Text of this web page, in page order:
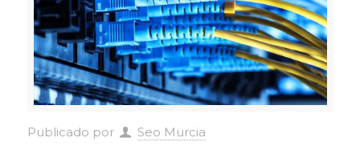
Publicado por Seo Murcia